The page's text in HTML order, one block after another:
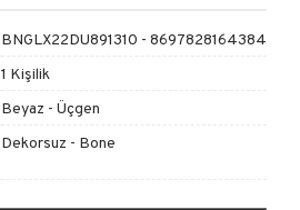
BNGLX22DU891310 - 8697828164384
1 Kişilik
Beyaz - Üçgen
Dekorsuz - Bone